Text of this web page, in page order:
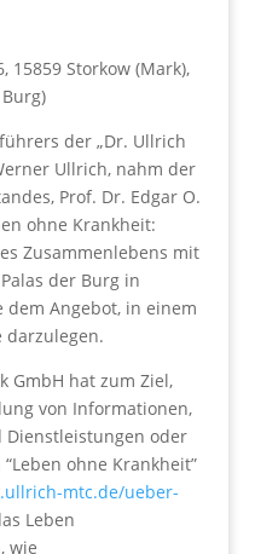
15859 Storkow (Mark),
der „Dr. Ullrich
Ullrich, nahm der
Prof. Dr. Edgar O.
ohne Krankheit:
Zusammenlebens mit
der Burg in
Angebot, in einem
darzulegen.
GmbH hat zum Ziel,
von Informationen,
Dienstleistungen oder
ohne Krankheit”
mtc.de/ueber-
Leben
wie